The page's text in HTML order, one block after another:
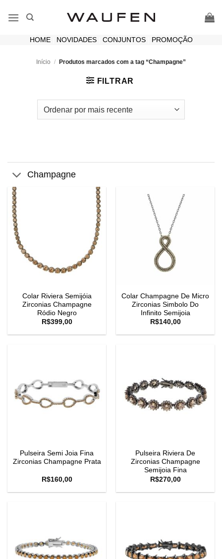
HOME| NOVIDADES| CONJUNTOS| PROMOÇÃO
Início / Produtos marcados com a tag “Champagne”
FILTRAR
Champagne
Colar Riviera Semijóia
Zirconias Champagne
Ródio Negro
R$399,00
Colar Champagne De Micro
Zirconias Simbolo Do
Infinito Semijoia
R$140,00
Pulseira Semi Joia Fina
Zirconias Champagne Prata
R$160,00
Pulseira Riviera De
Zirconias Champagne
Semijoia Fina
R$270,00